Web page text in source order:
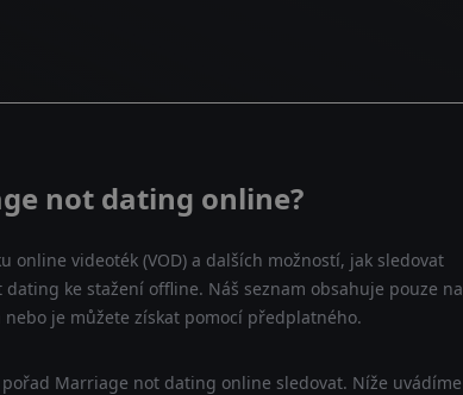
not dating online?
videoték (VOD) a dalších možností, jak sledovat
ke stažení offline. Náš seznam obsahuje pouze na
je můžete získat pomocí předplatného.
Marriage not dating online sledovat. Níže